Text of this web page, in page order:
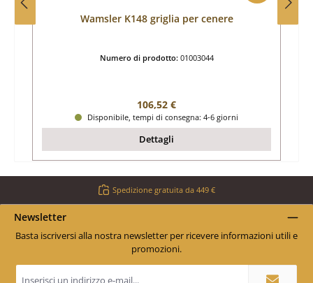
Wamsler K148 griglia per cenere
Numero di prodotto: 01003044
Prezzo normale:
106,52 €
Disponibile, tempi di consegna: 4-6 giorni
Dettagli
Spedizione gratuita da 449 €
Newsletter
Basta iscriversi alla nostra newsletter per ricevere informazioni utili e
promozioni.